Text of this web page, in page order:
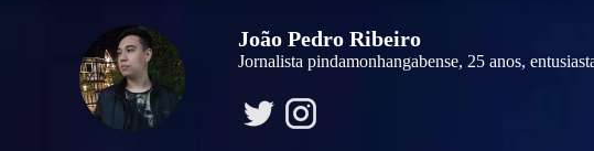
João Pedro Ribeiro
Jornalista pindamonhangabense, 25 anos,